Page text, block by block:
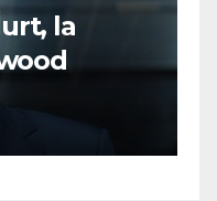
Sokol
de Luis de
11, 2022